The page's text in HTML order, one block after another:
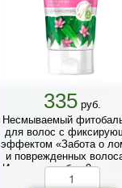
335руб.
Несмываемый
для волос с
эффектом «Забота о
и поврежденных
Ионами серебра 9
мл.